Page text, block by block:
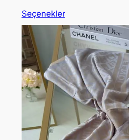
Seçenekler